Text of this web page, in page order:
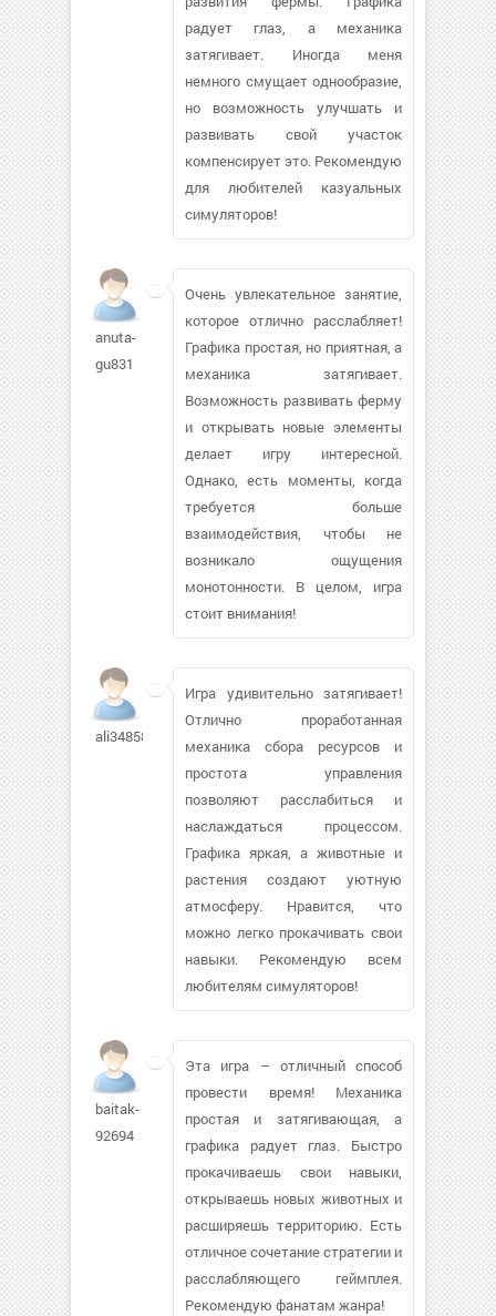
радует глаз, а механика
затягивает. Иногда меня
немного смущает однообразие,
но возможность улучшать и
развивать свой участок
компенсирует это. Рекомендую
для любителей казуальных
симуляторов!
anuta-
gu831
Очень увлекательное занятие,
которое отлично расслабляет!
Графика простая, но приятная, а
механика затягивает.
Возможность развивать ферму
и открывать новые элементы
делает игру интересной.
Однако, есть моменты, когда
требуется больше
взаимодействия, чтобы не
возникало ощущения
монотонности. В целом, игра
стоит внимания!
ali3485862
Игра удивительно затягивает!
Отлично проработанная
механика сбора ресурсов и
простота управления
позволяют расслабиться и
наслаждаться процессом.
Графика яркая, а животные и
растения создают уютную
атмосферу. Нравится, что
можно легко прокачивать свои
навыки. Рекомендую всем
любителям симуляторов!
baitak-
92694
Эта игра – отличный способ
провести время! Механика
простая и затягивающая, а
графика радует глаз. Быстро
прокачиваешь свои навыки,
открываешь новых животных и
расширяешь территорию. Есть
отличное сочетание стратегии и
расслабляющего геймплея.
Рекомендую фанатам жанра!